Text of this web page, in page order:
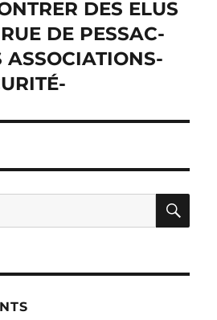
DES ELUS
DE PESSAC-
ASSOCIATIONS-